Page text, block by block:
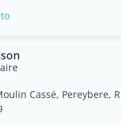
Cassé, Pereybere,